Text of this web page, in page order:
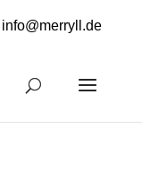
info@merryll.de